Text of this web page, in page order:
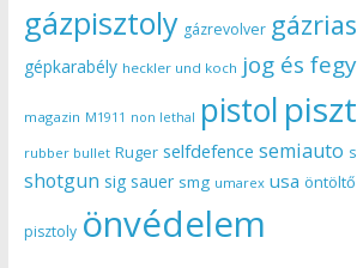
gázpisztoly gázrevolver
gépkarabély heckler und koch jog és
magazin M1911 non lethal pistol
rubber bullet Ruger selfdefence semiauto
shotgun sig sauer smg umarex usa
pisztoly önvédelem